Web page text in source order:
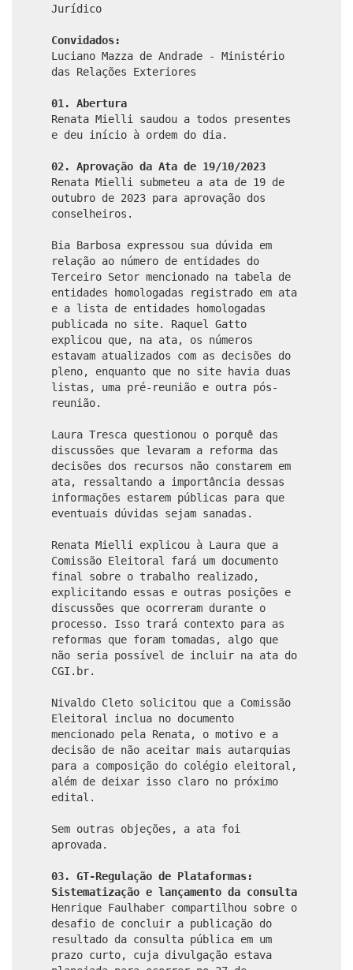
Jurídico
Convidados:
Luciano Mazza de Andrade - Ministério
das Relações Exteriores
01. Abertura
Renata Mielli saudou a todos presentes
e deu início à ordem do dia.
02. Aprovação da Ata de 19/10/2023
Renata Mielli submeteu a ata de 19 de
outubro de 2023 para aprovação dos
conselheiros.
Bia Barbosa expressou sua dúvida em
relação ao número de entidades do
Terceiro Setor mencionado na tabela de
entidades homologadas registrado em ata
e a lista de entidades homologadas
publicada no site. Raquel Gatto
explicou que, na ata, os números
estavam atualizados com as decisões do
pleno, enquanto que no site havia duas
listas, uma pré-reunião e outra pós-
reunião.
Laura Tresca questionou o porquê das
discussões que levaram a reforma das
decisões dos recursos não constarem em
ata, ressaltando a importância dessas
informações estarem públicas para que
eventuais dúvidas sejam sanadas.
Renata Mielli explicou à Laura que a
Comissão Eleitoral fará um documento
final sobre o trabalho realizado,
explicitando essas e outras posições e
discussões que ocorreram durante o
processo. Isso trará contexto para as
reformas que foram tomadas, algo que
não seria possível de incluir na ata do
CGI.br.
Nivaldo Cleto solicitou que a Comissão
Eleitoral inclua no documento
mencionado pela Renata, o motivo e a
decisão de não aceitar mais autarquias
para a composição do colégio eleitoral,
além de deixar isso claro no próximo
edital.
Sem outras objeções, a ata foi
aprovada.
03. GT-Regulação de Plataformas:
Sistematização e lançamento da consulta
Henrique Faulhaber compartilhou sobre o
desafio de concluir a publicação do
resultado da consulta pública em um
prazo curto, cuja divulgação estava